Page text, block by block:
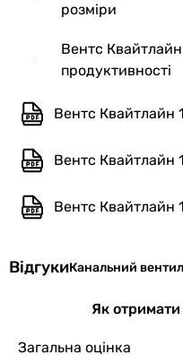
розміри
Вентс
продуктивності
Вентс Квайтлайн
Вентс Квайтлайн
Вентс Квайтлайн
ВідгукиКанальний
Як отримати
Загальна оцінка